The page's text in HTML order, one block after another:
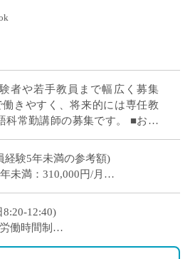
者や若手教員まで幅広く募集
きやすく、将来的には専任教
科常勤講師の募集です。 ■おす
を重視した採用です。 平日1
経験5年未満の参考額)
未満：310,000円/月
8:20-12:40)
働時間制